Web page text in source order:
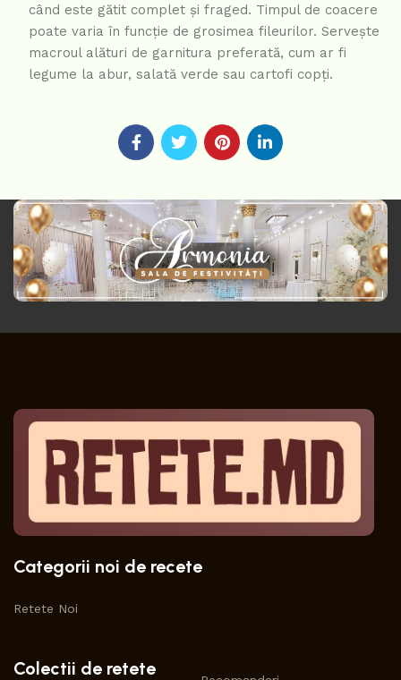
când este gătit complet și fraged. Timpul de coacere
poate varia în funcție de grosimea fileurilor. Servește
macroul alături de garnitura preferată, cum ar fi
legume la abur, salată verde sau cartofi copți.
Categorii noi de recete
Retete Noi
Colectii de retete